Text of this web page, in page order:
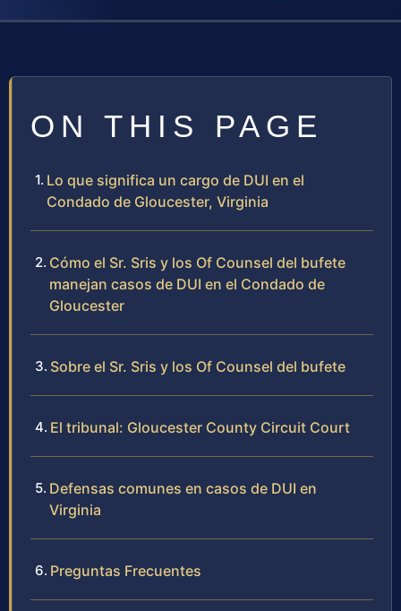
ON THIS PAGE
Lo que significa un cargo de DUI en el
Condado de Gloucester, Virginia
Cómo el Sr. Sris y los Of Counsel del bufete
manejan casos de DUI en el Condado de
Gloucester
Sobre el Sr. Sris y los Of Counsel del bufete
El tribunal: Gloucester County Circuit Court
Defensas comunes en casos de DUI en
Virginia
Preguntas Frecuentes